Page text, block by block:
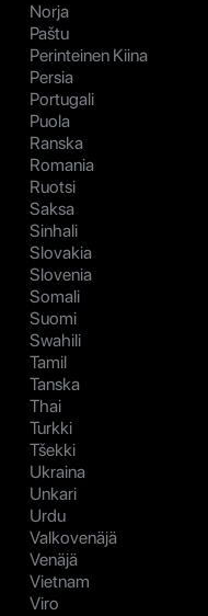
Norja
Paštu
Perinteinen Kiina
Persia
Portugali
Puola
Ranska
Romania
Ruotsi
Saksa
Sinhali
Slovakia
Slovenia
Somali
Suomi
Swahili
Tamil
Tanska
Thai
Turkki
Tšekki
Ukraina
Unkari
Urdu
Valkovenäjä
Venäjä
Vietnam
Viro